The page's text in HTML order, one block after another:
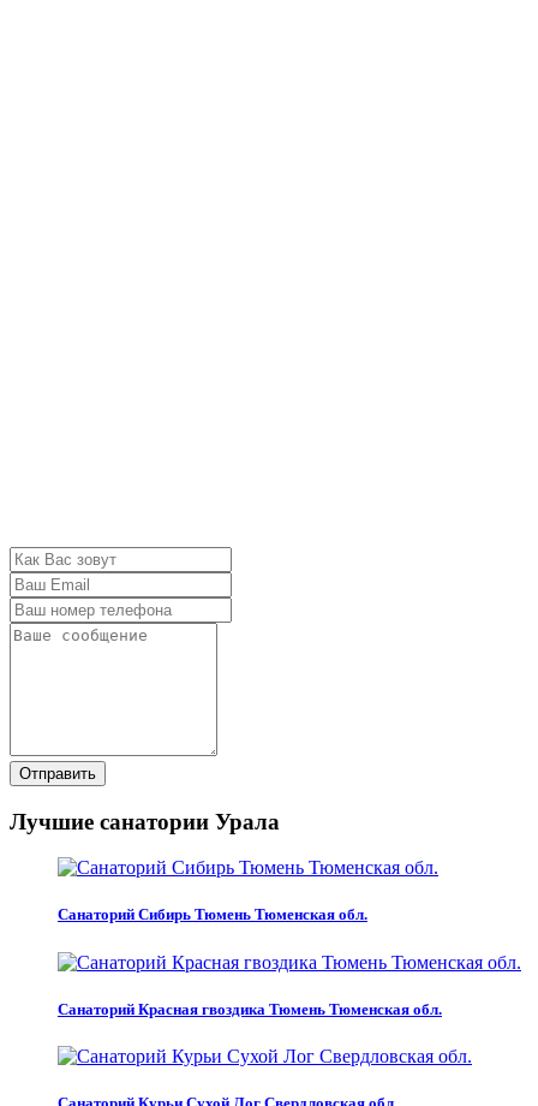
Отправить
Лучшие санатории Урала
Санаторий Сибирь Тюмень Тюменская обл.
Санаторий Красная гвоздика Тюмень Тюменская обл.